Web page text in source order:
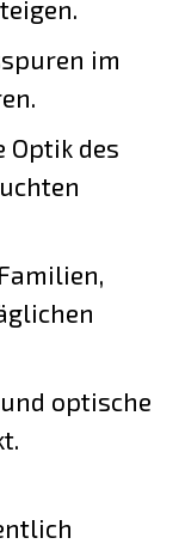
im
Optik des
optische